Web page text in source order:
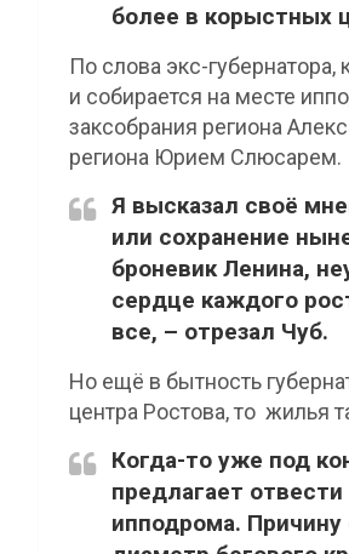
более в корыстных
По слова экс-губернатора,
и собирается на месте
заксобрания региона
региона Юрием Слюсарем.
Я высказал своё
или сохранение
броневик Ленина,
сердце каждого
все, – отрезал Чуб.
Но ещё в бытность
центра Ростова, то жилья
Когда-то уже под
предлагает
ипподрома.